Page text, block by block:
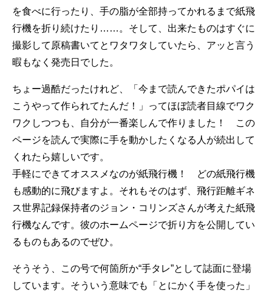
を食べに行ったり、手の脂が全部持ってかれるまで紙飛
行機を折り続けたり……。そして、出来たものはすぐに
撮影して原稿書いてとワタワタしていたら、アッと言う
暇もなく発売日でした。
ちょー過酷だったけれど、「今まで読んできたポパイは
こうやって作られてたんだ！」ってほぼ読者目線でワク
ワクしつつも、自分が一番楽しんで作りました！ この
ページを読んで実際に手を動かしたくなる人が続出して
くれたら嬉しいです。
手軽にできてオススメなのが紙飛行機！ どの紙飛行機
も感動的に飛びますよ。それもそのはず、飛行距離ギネ
ス世界記録保持者のジョン・コリンズさんが考えた紙飛
行機なんです。彼のホームページで折り方を公開してい
るものもあるのでぜひ。
そうそう、この号で何箇所か“手タレ”として誌面に登場
しています。そういう意味でも「とにかく手を使った」